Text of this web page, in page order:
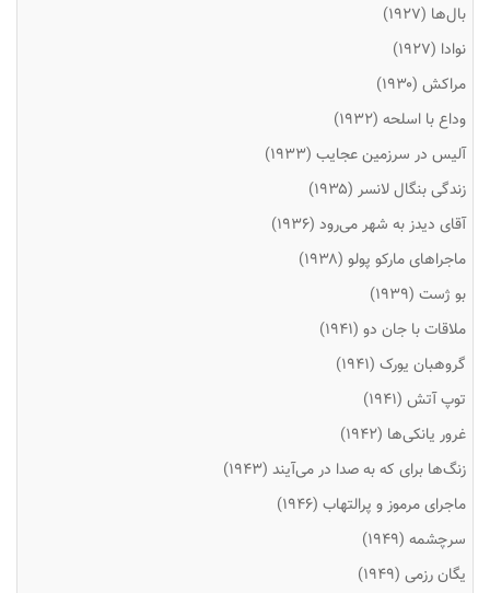
بال‌ها (۱۹۲۷)
نوادا (۱۹۲۷)
مراکش (۱۹۳۰)
وداع با اسلحه (۱۹۳۲)
آلیس در سرزمین عجایب (۱۹۳۳)
زندگی بنگال لانسر (۱۹۳۵)
آقای دیدز به شهر می‌رود (۱۹۳۶)
ماجراهای مارکو پولو (۱۹۳۸)
بو ژست (۱۹۳۹)
ملاقات با جان دو (۱۹۴۱)
گروهبان یورک (۱۹۴۱)
توپ آتش (۱۹۴۱)
غرور یانکی‌ها (۱۹۴۲)
زنگ‌ها برای که به صدا در می‌آیند (۱۹۴۳)
ماجرای مرموز و پرالتهاب (۱۹۴۶)
سرچشمه (۱۹۴۹)
یگان رزمی (۱۹۴۹)